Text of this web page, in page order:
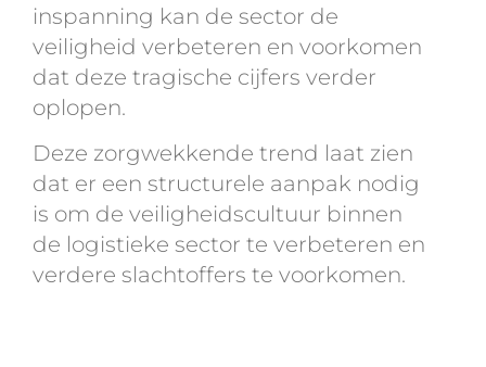
inspanning kan de sector de
veiligheid verbeteren en voorkomen
dat deze tragische cijfers verder
oplopen.
Deze zorgwekkende trend laat zien
dat er een structurele aanpak nodig
is om de veiligheidscultuur binnen
de logistieke sector te verbeteren en
verdere slachtoffers te voorkomen.